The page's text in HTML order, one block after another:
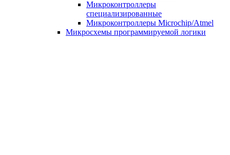
Микроконтроллеры
специализированные
Микроконтроллеры Microchip/Atmel
Микросхемы программируемой логики